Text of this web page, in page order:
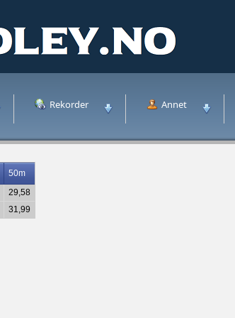
Rekorder Annet
50m
29,58
31,99